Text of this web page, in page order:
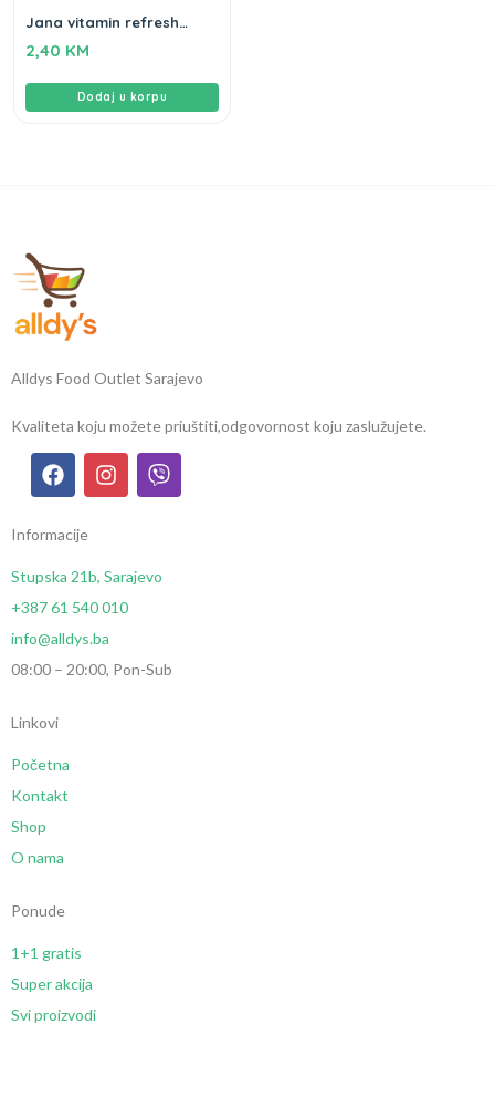
Jana vitamin refresh
2,40 KM
Dodaj u korpu
Alldys Food Outlet Sarajevo
Kvaliteta koju možete priuštiti,odgovornost koju zaslužujete.
Informacije
Stupska 21b, Sarajevo
+387 61 540 010
info@alldys.ba
08:00 – 20:00, Pon-Sub
Linkovi
Početna
Kontakt
Shop
O nama
Ponude
1+1 gratis
Super akcija
Svi proizvodi